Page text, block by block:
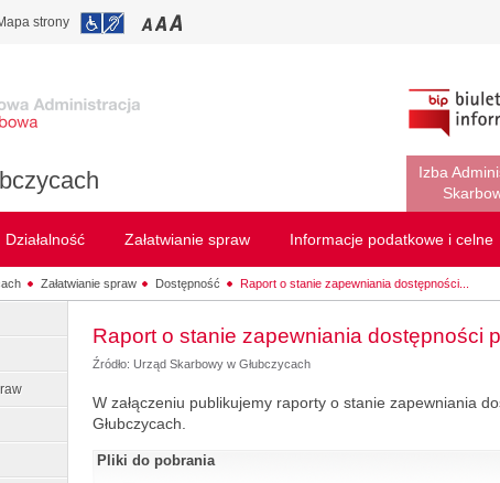
strony
Izba
Działalność Załatwianie spraw Informacje podatkowe i celne
Załatwianie spraw Dostępność Raport o stanie zapewniania dostępności...
Raport o stanie zapewniania dostępności
Źródło: Urząd Skarbowy w Głubczycach
W załączeniu publikujemy raporty o stanie zapewniania
Głubczycach.
Pliki do pobrania